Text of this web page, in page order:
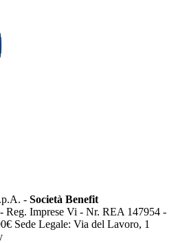
- Società Benefit
Reg. Imprese Vi - Nr. REA 147954 -
Sede Legale: Via del Lavoro, 1